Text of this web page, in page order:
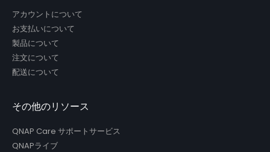
アカウントについて
お支払いについて
製品について
注文について
配送について
その他のリソース
QNAP Care サポートサービス
QNAPライブ